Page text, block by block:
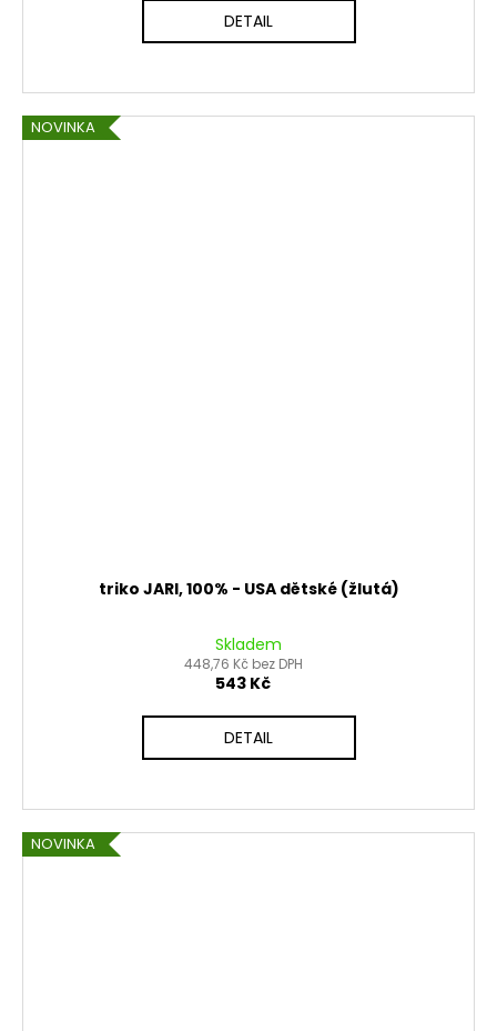
DETAIL
NOVINKA
triko JARI, 100% - USA dětské (žlutá)
Skladem
448,76 Kč bez DPH
543 Kč
DETAIL
NOVINKA